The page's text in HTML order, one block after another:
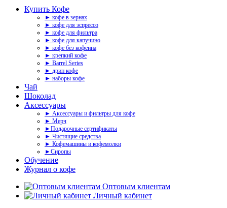
Купить Кофе
► кофе в зернах
► кофе для эспрессо
► кофе для фильтра
► кофе для капучино
► кофе без кофеина
► крепкий кофе
► Barrel Series
► дрип кофе
► наборы кофе
Чай
Шоколад
Аксессуары
► Аксессуары и фильтры для кофе
► Мерч
►Подарочные сертификаты
► Чистящие средства
► Кофемашины и кофемолки
►Сиропы
Обучение
Журнал о кофе
Оптовым клиентам
Личный кабинет